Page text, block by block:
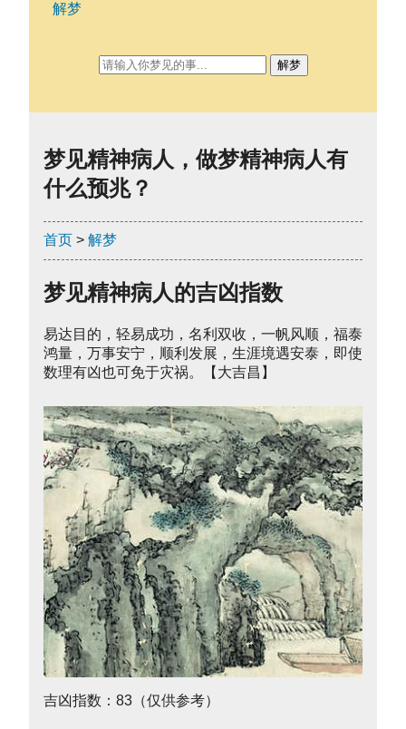
梦见精神病人，做梦精神病人有
什么预兆？
首页 > 解梦
梦见精神病人的吉凶指数
易达目的，轻易成功，名利双收，一帆风顺，福泰
鸿量，万事安宁，顺利发展，生涯境遇安泰，即使
数理有凶也可免于灾祸。【大吉昌】
吉凶指数：83（仅供参考）
解梦
解梦